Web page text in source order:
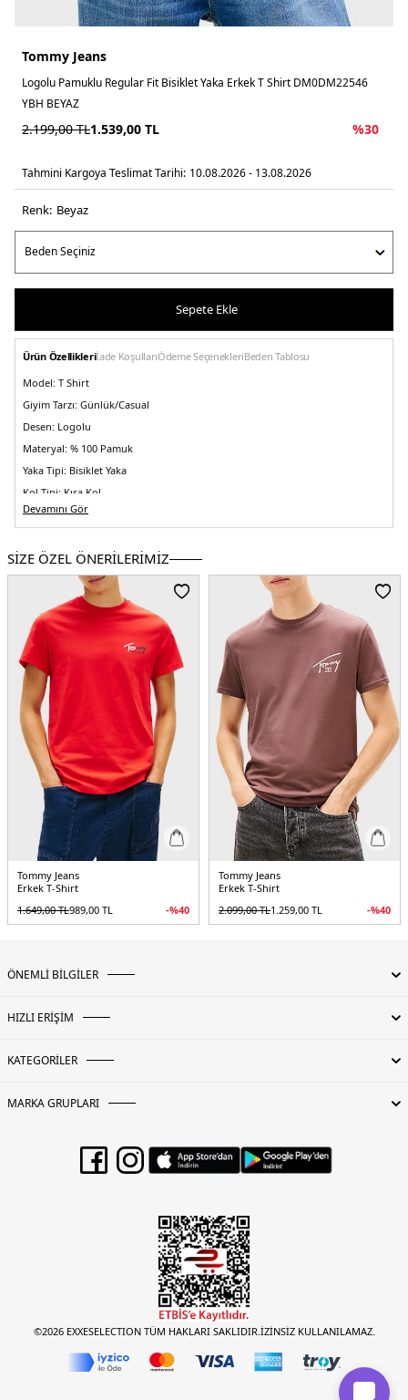
Tommy Jeans
Logolu Pamuklu Regular Fit Bisiklet Yaka Erkek T Shirt DM0DM22546
YBH BEYAZ
2.199,00TL1.539,00 TL %30
Tahmini Kargoya Teslimat Tarihi: 10.08.2026 - 13.08.2026
Renk: beyaz
Sepete Ekle
Ürün Özellikleriİade KoşullarıÖdeme SeçenekleriBeden Tablosu
Model: T Shirt
Giyim Tarzı: Günlük/Casual
Desen: Logolu
Materyal: % 100 Pamuk
Yaka Tipi: Bisiklet Yaka
Kol Tipi: Kısa Kol
Kumaş Tipi:Örme
Kalıp Bilgisi:Regular Fit
Yaş Grubu:Yetişkin
Menşei:Hindistan
3DE1DM0DM22546YBH.25
Devamını Gör
SİZE ÖZEL ÖNERİLERİMİZ
Tommy Jeans
Erkek T-Shirt
1.649,00TL989,00 TL -%40
Tommy Jeans
Erkek T-Shirt
2.099,00TL1.259,00 TL -%40
ÖNEMLİ BİLGİLER
HIZLI ERİŞİM
KATEGORİLER
MARKA GRUPLARI
©2026 EXXESELECTION TÜM HAKLARI SAKLIDIR.İZİNSİZ KULLANILAMAZ.